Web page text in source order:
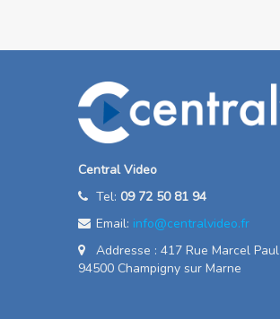
Central Video
Tel: 09 72 50 81 94
Email: info@centralvideo.fr
Addresse : 417 Rue Marcel Paul
94500 Champigny sur Marne